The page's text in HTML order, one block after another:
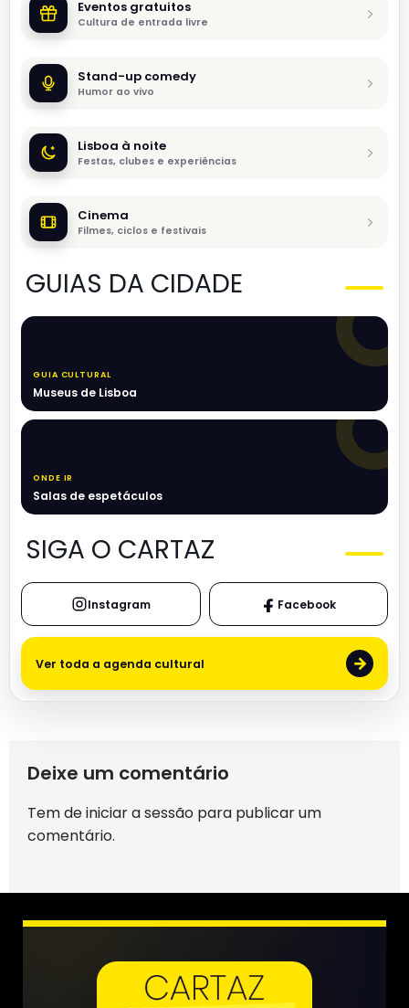
Eventos gratuitos
Cultura de entrada livre
Stand-up comedy
Humor ao vivo
Lisboa à noite
Festas, clubes e experiências
Cinema
Filmes, ciclos e festivais
GUIAS DA CIDADE
GUIA CULTURAL
Museus de Lisboa
ONDE IR
Salas de espetáculos
SIGA O CARTAZ
Instagram Facebook
Ver toda a agenda cultural →
Deixe um comentário
Tem deiniciar a sessão para publicar um
comentário.